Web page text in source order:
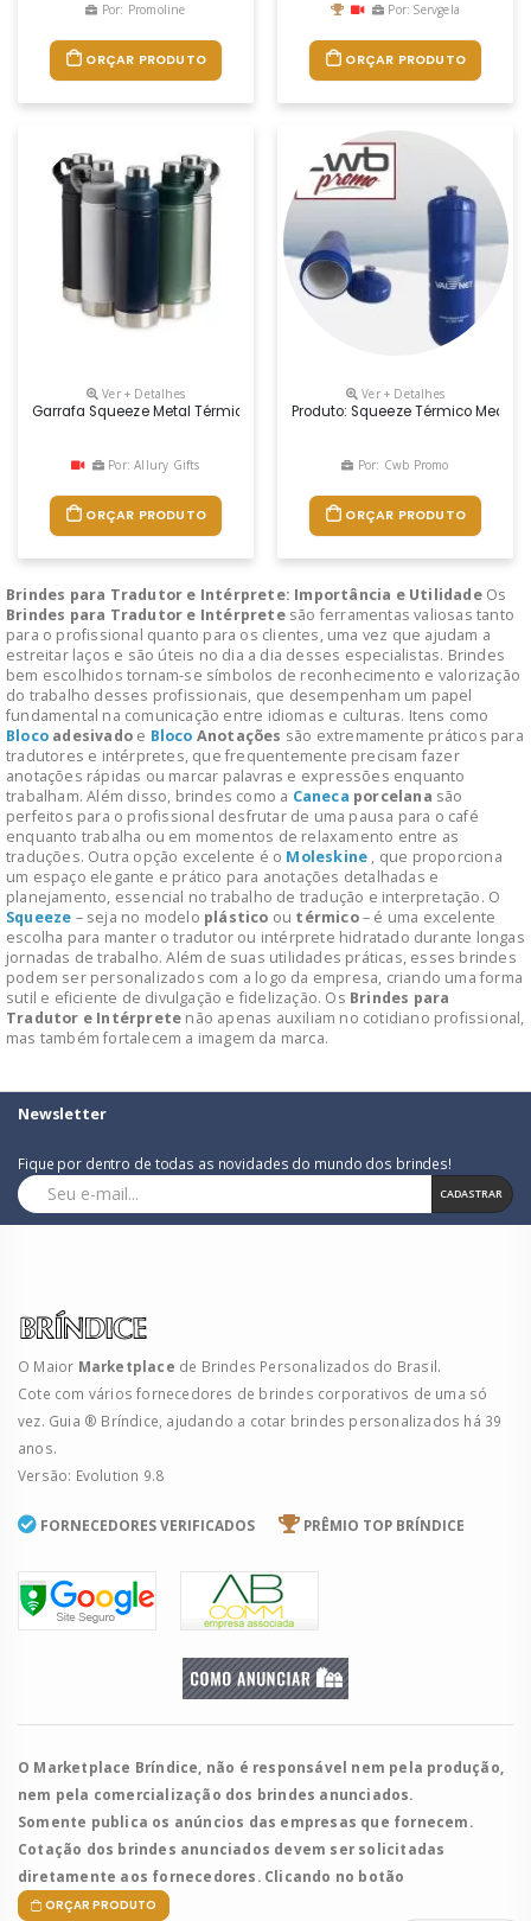
Por: Promoline
ORÇAR PRODUTO
Por: Servgela
ORÇAR PRODUTO
Ver + Detalhes
Garrafa Squeeze Metal Térmico Com Alça De Transporte
Por: Allury Gifts
ORÇAR PRODUTO
Ver + Detalhes
Produto: Squeeze Térmico
Por: Cwb Promo
ORÇAR PRODUTO
Brindes para Tradutor e Intérprete: Importância e Utilidade Os
Brindes para Tradutor e Intérprete são ferramentas valiosas tanto
para o profissional quanto para os clientes, uma vez que ajudam a
estreitar laços e são úteis no dia a dia desses especialistas. Brindes
bem escolhidos tornam-se símbolos de reconhecimento e valorização
do trabalho desses profissionais, que desempenham um papel
fundamental na comunicação entre idiomas e culturas. Itens como
Bloco adesivado e Bloco Anotações são extremamente práticos para
tradutores e intérpretes, que frequentemente precisam fazer
anotações rápidas ou marcar palavras e expressões enquanto
trabalham. Além disso, brindes como a Caneca porcelana são
perfeitos para o profissional desfrutar de uma pausa para o café
enquanto trabalha ou em momentos de relaxamento entre as
traduções. Outra opção excelente é o Moleskine , que proporciona
um espaço elegante e prático para anotações detalhadas e
planejamento, essencial no trabalho de tradução e interpretação. O
Squeeze – seja no modelo plástico ou térmico– é uma excelente
escolha para manter o tradutor ou intérprete hidratado durante longas
jornadas de trabalho. Além de suas utilidades práticas, esses brindes
podem ser personalizados com a logo da empresa, criando uma forma
sutil e eficiente de divulgação e fidelização. Os Brindes para
Tradutor e Intérprete não apenas auxiliam no cotidiano profissional,
mas também fortalecem a imagem da marca.
Newsletter
Fique por dentro de todas as novidades do mundo dos brindes!
CADASTRAR
O Maior Marketplace de Brindes Personalizados do Brasil.
Cote com vários fornecedores de brindes corporativos de uma só
vez. Guia ® Bríndice, ajudando a cotar brindes personalizados há 39
anos.
Versão: Evolution 9.8
FORNECEDORES VERIFICADOS PRÊMIO TOP BRÍNDICE
O Marketplace Bríndice, não é responsável nem pela produção,
nem pela comercialização dos brindes anunciados.
Somente publica os anúncios das empresas que fornecem.
Cotação dos brindes anunciados devem ser solicitadas
diretamente aos fornecedores. Clicando no botão
ORÇAR PRODUTO